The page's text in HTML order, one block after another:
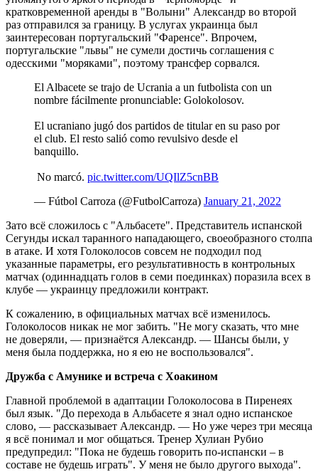
кратковременной аренды в "Волыни" Александр во второй
раз отправился за границу. В услугах украинца был
заинтересован португальский "Фаренсе". Впрочем,
португальские "львы" не сумели достичь соглашения с
одесскими "моряками", поэтому трансфер сорвался.
El Albacete se trajo de Ucrania a un futbolista con un
nombre fácilmente pronunciable: Golokolosov.
El ucraniano jugó dos partidos de titular en su paso por
el club. El resto salió como revulsivo desde el
banquillo.
️ No marcó. pic.twitter.com/UQIlZ5cnBB
— Fútbol Carroza (@FutbolCarroza) January 21, 2022
Зато всё сложилось с "Альбасете". Представитель испанской
Сегунды искал таранного нападающего, своеобразного столпа
в атаке. И хотя Голоколосов совсем не подходил под
указанные параметры, его результативность в контрольных
матчах (одиннадцать голов в семи поединках) поразила всех в
клубе — украинцу предложили контракт.
К сожалению, в официальных матчах всё изменилось.
Голоколосов никак не мог забить. "Не могу сказать, что мне
не доверяли, — признаётся Александр. — Шансы были, у
меня была поддержка, но я ею не воспользовался".
Дружба с Амунике и встреча с Хоакином
Главной проблемой в адаптации Голоколосова в Пиренеях
был язык. "До перехода в Альбасете я знал одно испанское
слово, — рассказывает Александр. — Но уже через три месяца
я всё понимал и мог общаться. Тренер Хулиан Рубио
предупредил: "Пока не будешь говорить по-испански – в
составе не будешь играть". У меня не было другого выхода".